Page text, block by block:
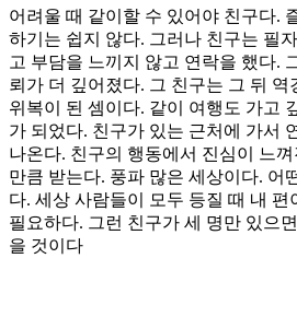
어려울 때 같이할 수 있어야 친구다.
하기는 쉽지 않다. 그러나 친구는 필
고 부담을 느끼지 않고 연락을 했다.
뢰가 더 깊어졌다. 그 친구는 그 뒤
위복이 된 셈이다. 같이 여행도 가고
가 되었다. 친구가 있는 근처에 가서
나온다. 친구의 행동에서 진심이 느
만큼 받는다. 풍파 많은 세상이다. 어
다. 세상 사람들이 모두 등질 때 내
필요하다. 그런 친구가 세 명만 있으
을 것이다